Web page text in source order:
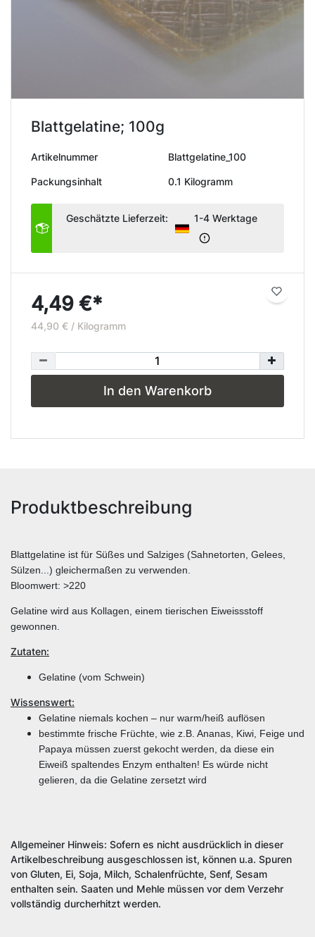
Blattgelatine; 100g
Artikelnummer Blattgelatine_100
Packungsinhalt 0.1 Kilogramm
Geschätzte Lieferzeit: 1-4 Werktage
4,49 €*
44,90 € / Kilogramm
In den Warenkorb
Produktbeschreibung
Blattgelatine ist für Süßes und Salziges (Sahnetorten, Gelees,
Sülzen...) gleichermaßen zu verwenden.
Bloomwert: >220
Gelatine wird aus Kollagen, einem tierischen Eiweissstoff
gewonnen.
Zutaten:
Gelatine (vom Schwein)
Wissenswert:
Gelatine niemals kochen – nur warm/heiß auflösen
bestimmte frische Früchte, wie z.B. Ananas, Kiwi, Feige und
Papaya müssen zuerst gekocht werden, da diese ein
Eiweiß spaltendes Enzym enthalten! Es würde nicht
gelieren, da die Gelatine zersetzt wird
Allgemeiner Hinweis: Sofern es nicht ausdrücklich in dieser
Artikelbeschreibung ausgeschlossen ist, können u.a. Spuren
von Gluten, Ei, Soja, Milch, Schalenfrüchte, Senf, Sesam
enthalten sein. Saaten und Mehle müssen vor dem Verzehr
vollständig durcherhitzt werden.